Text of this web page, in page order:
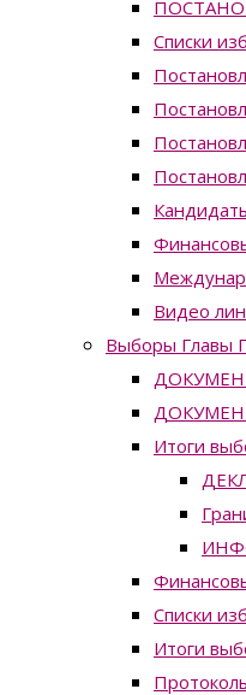
Списки
Видео
Выборы Главы
Итоги
Списки
Итоги